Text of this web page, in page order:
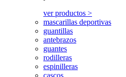
ver productos >
mascarillas deportivas
guantillas
antebrazos
guantes
rodilleras
espinilleras
cascos